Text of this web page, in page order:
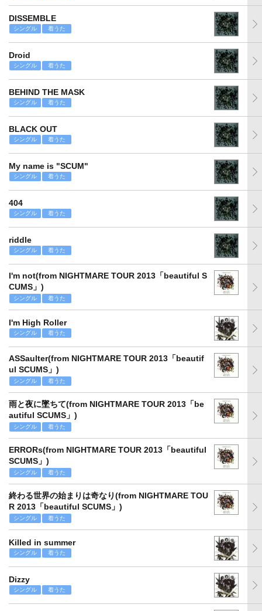
DISSEMBLE
シングル 着うた
Droid
シングル 着うた
BEHIND THE MASK
シングル 着うた
BLACK OUT
シングル 着うた
My name is "SCUM"
シングル 着うた
404
シングル 着うた
riddle
シングル 着うた
I'm not(from NIGHTMARE TOUR 2013「beautiful S
CUMS」)
シングル 着うた
I'm High Roller
シングル 着うた
ASSaulter(from NIGHTMARE TOUR 2013「beautif
ul SCUMS」)
シングル 着うた
雨と夜に墜ちて(from NIGHTMARE TOUR 2013「be
autiful SCUMS」)
シングル 着うた
ERRORs(from NIGHTMARE TOUR 2013「beautiful
SCUMS」)
シングル 着うた
終わる世界の始まりは奇なり(from NIGHTMARE TOU
R 2013「beautiful SCUMS」)
シングル 着うた
Killed in summer
シングル 着うた
Dizzy
シングル 着うた